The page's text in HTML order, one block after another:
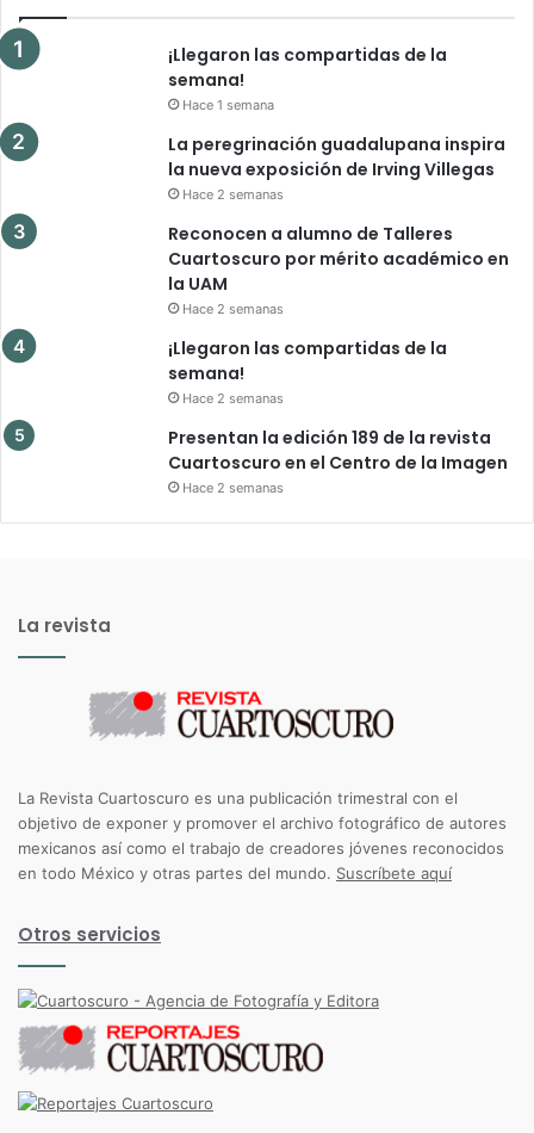
¡Llegaron las compartidas de la
semana!
Hace 1 semana
La peregrinación guadalupana inspira
la nueva exposición de Irving Villegas
Hace 2 semanas
Reconocen a alumno de Talleres
Cuartoscuro por mérito académico en
la UAM
Hace 2 semanas
¡Llegaron las compartidas de la
semana!
Hace 2 semanas
Presentan la edición 189 de la revista
Cuartoscuro en el Centro de la Imagen
Hace 2 semanas
La revista
La Revista Cuartoscuro es una publicación trimestral con el
objetivo de exponer y promover el archivo fotográfico de autores
mexicanos así como el trabajo de creadores jóvenes reconocidos
en todo México y otras partes del mundo. Suscríbete aquí
Otros servicios